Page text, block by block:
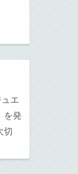
エ
を発
切